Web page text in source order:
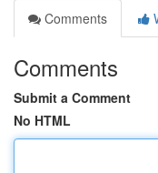
Comments
Comments
Submit a Comment
No HTML